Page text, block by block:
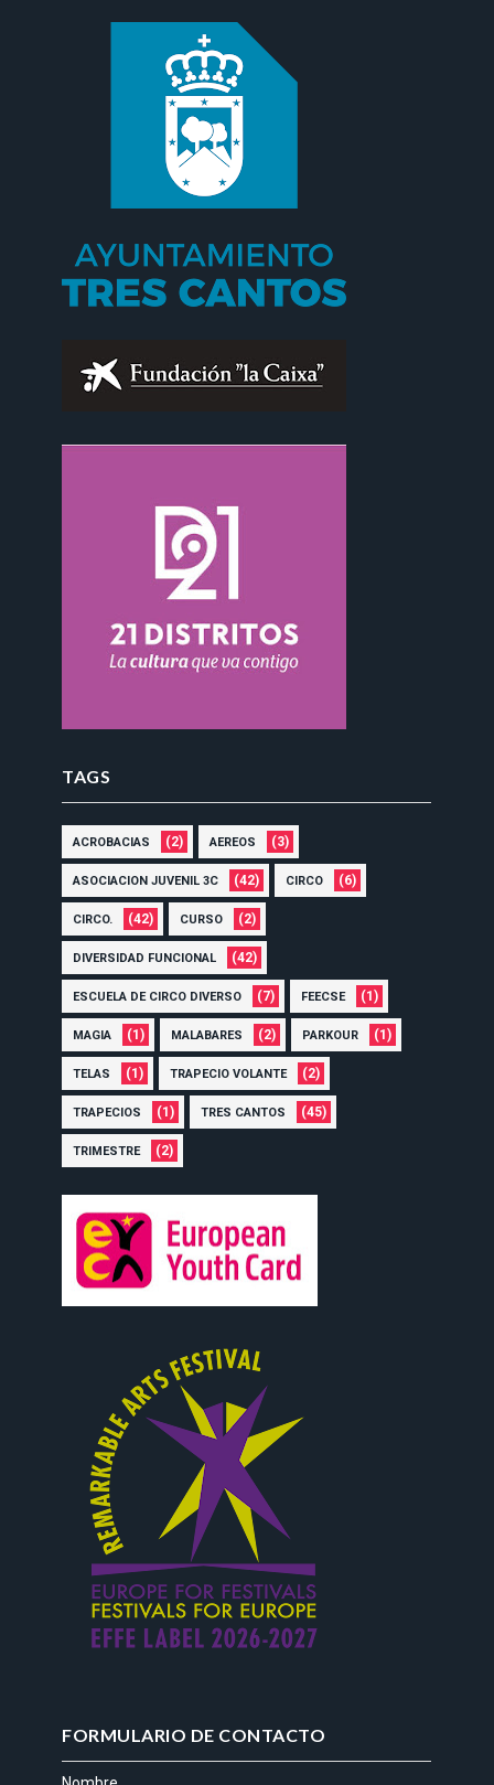
TAGS
ACROBACIAS (2) AEREOS (3)
ASOCIACION JUVENIL 3C (42) CIRCO (6)
CIRCO. (42) CURSO (2)
DIVERSIDAD FUNCIONAL (42)
ESCUELA DE CIRCO DIVERSO (7) FEECSE (1)
MAGIA (1) MALABARES (2) PARKOUR (1)
TELAS (1) TRAPECIO VOLANTE (2)
TRAPECIOS (1) TRES CANTOS (45)
TRIMESTRE (2)
FORMULARIO DE CONTACTO